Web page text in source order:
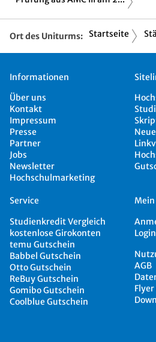
Ort des Uniturms: Startseite
Informationen
Über uns
Kontakt
Impressum
Presse
Partner
Jobs
Newsletter
Hochschulmarketing
Service
Studienkredit Vergleich
kostenlose Girokonten
temu Gutschein
Babbel Gutschein
Otto Gutschein
ReBuy Gutschein
Gomibo Gutschein
Coolblue Gutschein
Login
AGB